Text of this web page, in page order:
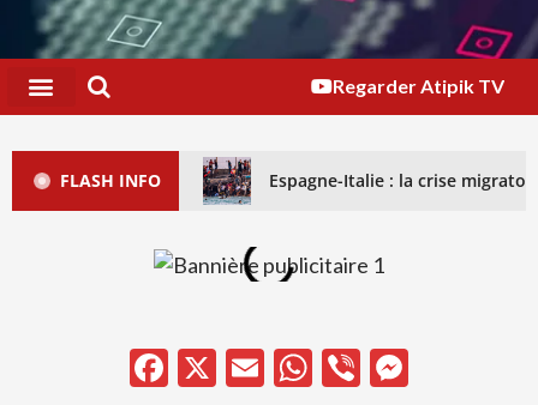
Regarder Atipik TV
FLASH INFO Espagne-Italie : la crise
Facebook
X EmailWhatsApp
Viber